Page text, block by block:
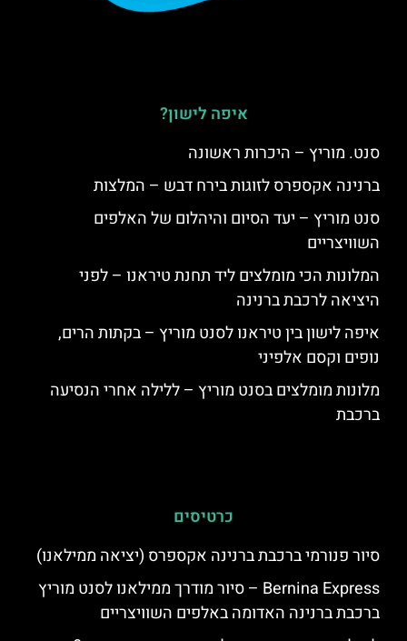
איפה לישון?
סנט. מוריץ – היכרות ראשונה
ברנינה אקספרס לזוגות בירח דבש – המלצות
סנט מוריץ – יעד הסיום והיהלום של האלפים
השוויצריים
המלונות הכי מומלצים ליד תחנת טיראנו – לפני
היציאה לרכבת ברנינה
איפה לישון בין טיראנו לסנט מוריץ – בקתות הרים,
נופים וקסם אלפיני
מלונות מומלצים בסנט מוריץ – ללילה אחרי הנסיעה
ברכבת
כרטיסים
סיור פנורמי ברכבת ברנינה אקספרס (יציאה ממילאנו)
Bernina Express – סיור מודרך ממילאנו לסנט מוריץ
ברכבת ברנינה האדומה באלפים השוויצריים